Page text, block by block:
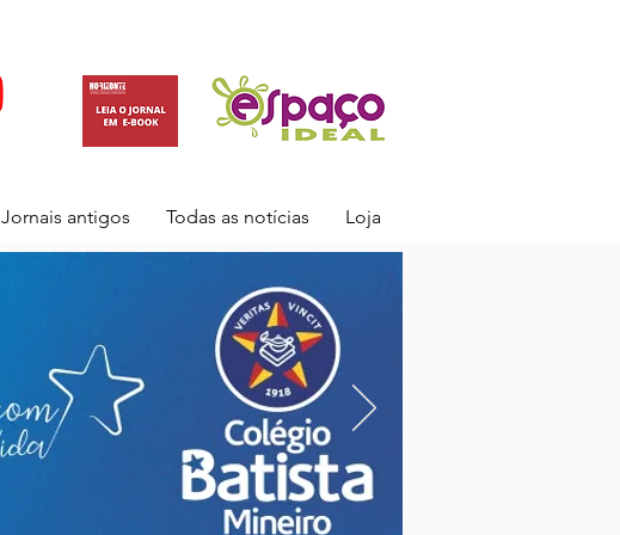
Jornais antigos Todas as notícias Loja